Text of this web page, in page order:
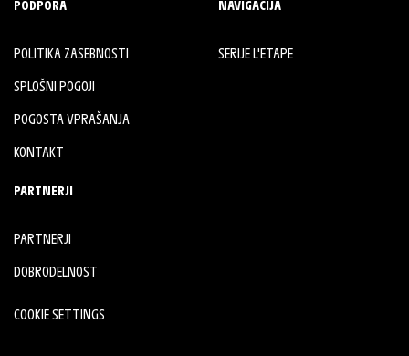
PODPORA
POLITIKA ZASEBNOSTI
SPLOŠNI POGOJI
POGOSTA VPRAŠANJA
KONTAKT
NAVIGACIJA
SERIJE L'ETAPE
PARTNERJI
PARTNERJI
DOBRODELNOST
COOKIE SETTINGS